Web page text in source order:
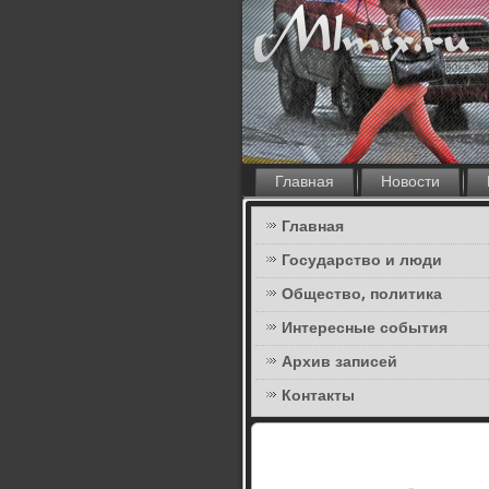
Главная Новости
Главная
Государство и люди
Общество, политика
Интересные события
Архив записей
Контакты